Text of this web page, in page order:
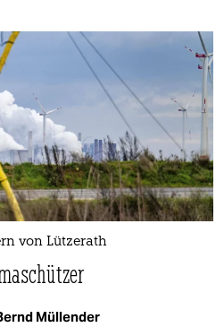
von Lützerath
Müllender